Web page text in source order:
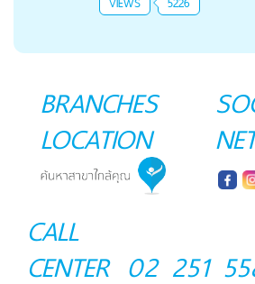
BRANCHES
LOCATION
CALL
CENTER 02 251